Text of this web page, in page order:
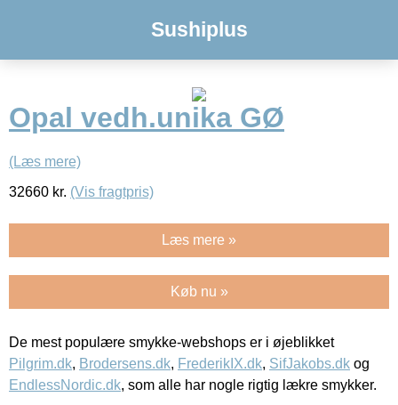
Sushiplus
Opal vedh.unika GØ
(Læs mere)
32660 kr. (Vis fragtpris)
Læs mere »
Køb nu »
De mest populære smykke-webshops er i øjeblikket
Pilgrim.dk, Brodersens.dk, FrederikIX.dk, SifJakobs.dk og
EndlessNordic.dk, som alle har nogle rigtig lækre smykker.